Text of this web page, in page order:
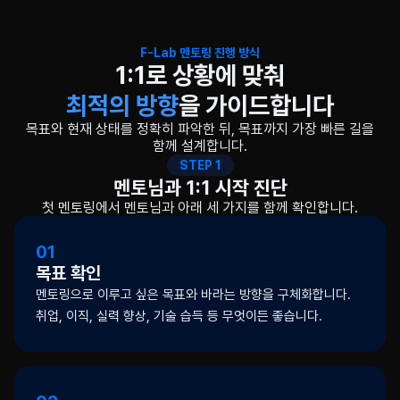
F-Lab 멘토링 진행 방식
최적의 방향을 가이드합니다
목표와 현재 상태를 정확히 파악한 뒤, 목표까지 가장 빠른 길을
함께 설계합니다.
STEP 1
멘토님과 1:1 시작 진단
첫 멘토링에서 멘토님과 아래 세 가지를 함께 확인합니다.
01
목표 확인
멘토링으로 이루고 싶은 목표와 바라는 방향을 구체화합니다.
취업, 이직, 실력 향상, 기술 습득 등 무엇이든 좋습니다.